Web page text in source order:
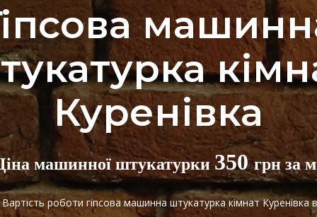
Куренівка
машинної штукатурки350грн за
Вартість роботи гіпсова машинна штукатурка кімнат Куренівка